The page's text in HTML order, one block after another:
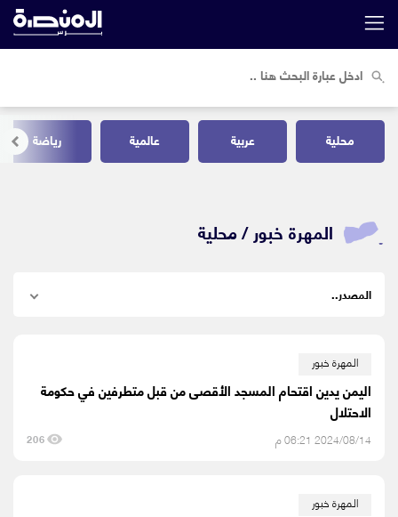
محلية عربية عالمية رياضة
المهرة خبور /محلية
المهرة خبور
اليمن يدين اقتحام المسجد الأقصى من قبل متطرفين في حكومة
الاحتلال
2024/08/14 06:21 م 206
المهرة خبور